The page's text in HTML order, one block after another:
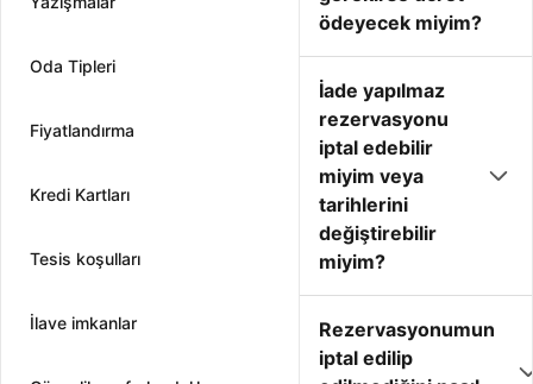
Oda Tipleri
Fiyatlandırma
Kredi Kartları
Tesis koşulları
İlave imkanlar
ödeyecek miyim?
İade yapılmaz
rezervasyonu
iptal edebilir
miyim veya
tarihlerini
değiştirebilir
miyim?
Rezervasyonumun
iptal edilip